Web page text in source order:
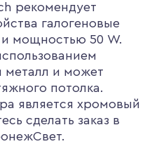
рекомендует
галогеновые
мощностью 50 W.
металл и может
потолка.
является хромовый
сделать заказ в